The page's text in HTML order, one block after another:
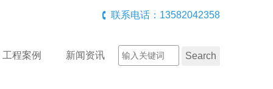
联系电话：13582042358
工程案例 新闻资讯